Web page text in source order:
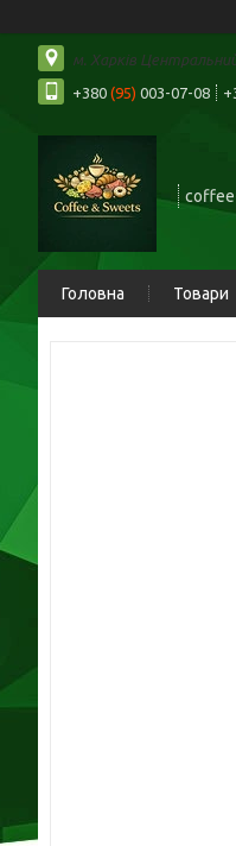
м. Харків
+380 (95) 003-07-08
Головна Товари